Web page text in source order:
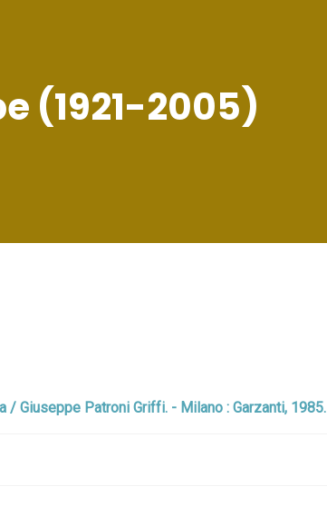
(1921-2005)
Giuseppe Patroni Griffi. - Milano : Garzanti, 1985.